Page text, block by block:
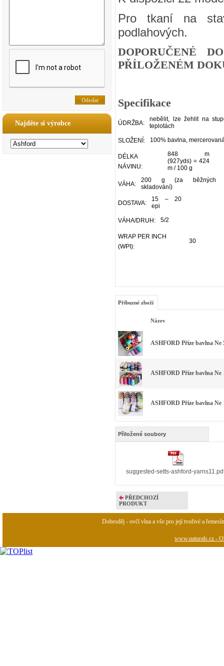
Najděte si výrobce
Pro tkaní na
podlahových.
DOPORUČENÉ
PŘÍLOŽENÉM
Specifikace
ÚDRŽBA:
nebělit, lze žehlit na
teplotách
SLOŽENÍ: 100% bavlna,
DÉLKA
NÁVINU:
848 m
(927yds) = 424
m / 100 g
VÁHA:
200 g (za běžných
skladování)
DOSTAVA:
15 – 20
epi
VÁHA/DRUH: 5/2
WRAP PER INCH
(WPI):
30
Příbuzné zboží
Název
ASHFORD Příze bavlna Ne
ASHFORD Příze bavlna Ne
ASHFORD Příze bavlna Ne
Přiložené soubory
suggested-setts-ashford-
PŘEDCHOZÍ
PRODUKT
Dobroděj - ovčí vlna a vše pro její tvořivé a
www.naturals.cz -